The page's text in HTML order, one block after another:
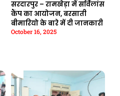
सरदारपुर – रामखेड़ा में सर्विलांस
कैंप का आयोजन, बरसाती
बीमारियो के बारे में दी जानकारी
October 16, 2025